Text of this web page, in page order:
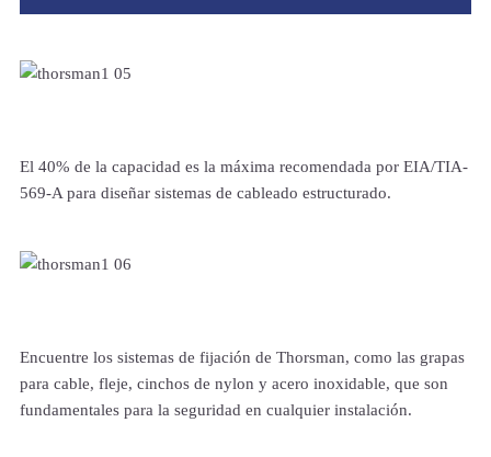
El 40% de la capacidad es la máxima recomendada por EIA/TIA-
569-A para diseñar sistemas de cableado estructurado.
Encuentre los sistemas de fijación de Thorsman, como las grapas
para cable, fleje, cinchos de nylon y acero inoxidable, que son
fundamentales para la seguridad en cualquier instalación.